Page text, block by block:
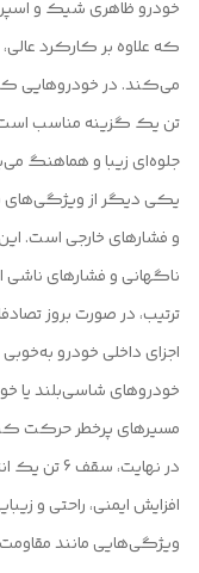
خودرو ظاهری شیک و
که علاوه بر کارکرد عالی،
تن یک گزینه مناسب است
جلوه‌ای زیبا و هماهنگ
و فشارهای خارجی است.
ناگهانی و فشارهای ناشی
اجزای داخلی خودرو
خودروهای شاسی‌بلند
مسیرهای پرخطر حرکت
در نهایت،
افزایش ایمنی، راحتی و
ویژگی‌هایی مانند